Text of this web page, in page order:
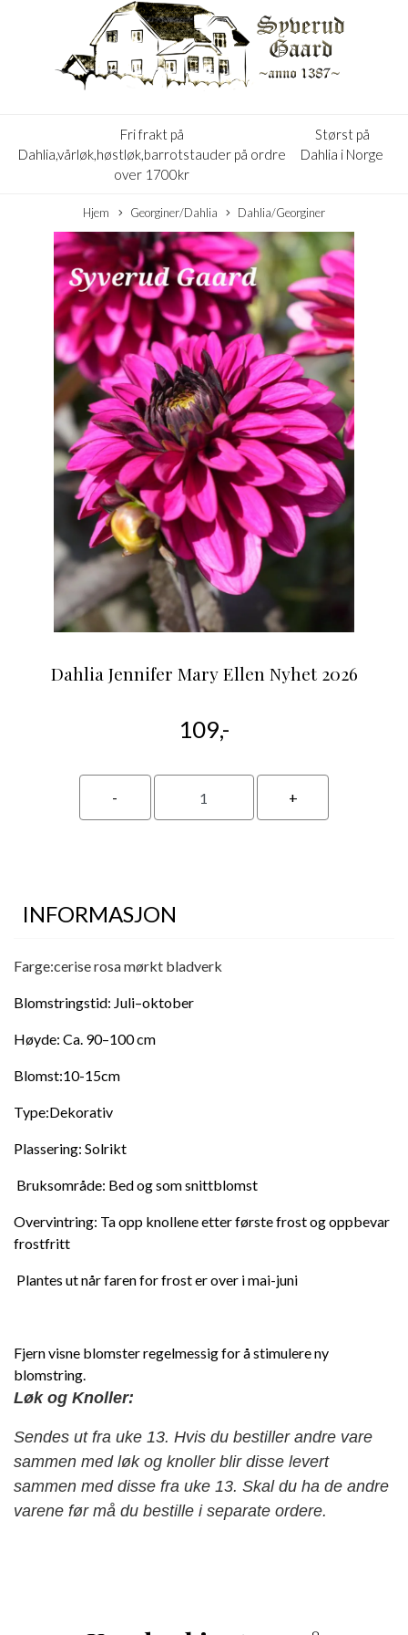
Fri frakt på
Dahlia,vårløk,høstløk,barrotstauder på ordre
over 1700kr
Størst på
Dahlia i Norge
Hjem Georginer/Dahlia Dahlia/Georginer
Dahlia Jennifer Mary Ellen Nyhet 2026
109,-
INFORMASJON
Farge:cerise rosa mørkt bladverk
Blomstringstid: Juli–oktober
Høyde: Ca. 90–100 cm
Blomst:10-15cm
Type:Dekorativ
Plassering: Solrikt
Bruksområde: Bed og som snittblomst
Overvintring: Ta opp knollene etter første frost og oppbevar
frostfritt
Plantes ut når faren for frost er over i mai-juni
Fjern visne blomster regelmessig for å stimulere ny
blomstring.
Løk og Knoller:
Sendes ut fra uke 13. Hvis du bestiller andre vare
sammen med løk og knoller blir disse levert
sammen med disse fra uke 13. Skal du ha de andre
varene før må du bestille i separate ordere.